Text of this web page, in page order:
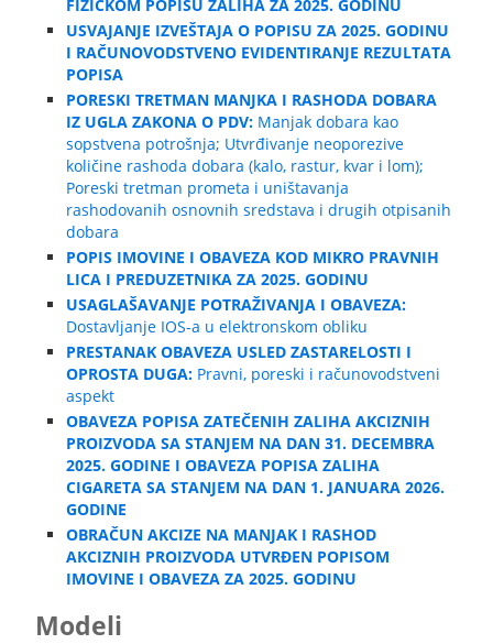
FIZIČKOM POPISU ZALIHA ZA 2025. GODINU
USVAJANJE IZVEŠTAJA O POPISU ZA 2025. GODINU
I RAČUNOVODSTVENO EVIDENTIRANJE REZULTATA
POPISA
PORESKI TRETMAN MANJKA I RASHODA DOBARA
IZ UGLA ZAKONA O PDV: Manjak dobara kao
sopstvena potrošnja; Utvrđivanje neoporezive
količine rashoda dobara (kalo, rastur, kvar i lom);
Poreski tretman prometa i uništavanja
rashodovanih osnovnih sredstava i drugih otpisanih
dobara
POPIS IMOVINE I OBAVEZA KOD MIKRO PRAVNIH
LICA I PREDUZETNIKA ZA 2025. GODINU
USAGLAŠAVANJE POTRAŽIVANJA I OBAVEZA:
Dostavljanje IOS-a u elektronskom obliku
PRESTANAK OBAVEZA USLED ZASTARELOSTI I
OPROSTA DUGA: Pravni, poreski i računovodstveni
aspekt
OBAVEZA POPISA ZATEČENIH ZALIHA AKCIZNIH
PROIZVODA SA STANJEM NA DAN 31. DECEMBRA
2025. GODINE I OBAVEZA POPISA ZALIHA
CIGARETA SA STANJEM NA DAN 1. JANUARA 2026.
GODINE
OBRAČUN AKCIZE NA MANJAK I RASHOD
AKCIZNIH PROIZVODA UTVRĐEN POPISOM
IMOVINE I OBAVEZA ZA 2025. GODINU
Modeli